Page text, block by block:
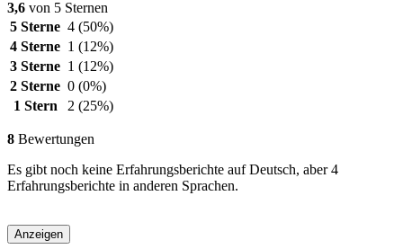
3,6 von 5 Sternen
5 Sterne 4 (50%)
4 Sterne 1 (12%)
3 Sterne 1 (12%)
2 Sterne 0 (0%)
1 Stern
2 (25%)
8 Bewertungen
Es gibt noch keine Erfahrungsberichte auf Deutsch, aber 4
Erfahrungsberichte in anderen Sprachen.
Anzeigen